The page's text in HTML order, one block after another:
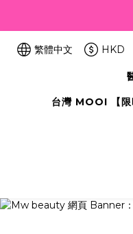
繁體中文 HKD
台灣 MOOI 【限